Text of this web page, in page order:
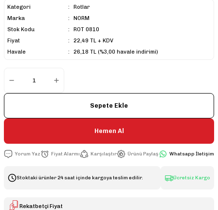
Kategori
Rotlar
Marka
NORM
Stok Kodu
ROT 0810
Fiyat
22,49 TL + KDV
Havale
26,18 TL (%3,00 havale indirimi)
Sepete Ekle
Hemen Al
Yorum Yaz Fiyat Alarmı Karşılaştır Ürünü Paylaş Whatsapp İletişim
Stoktaki ürünler 24 saat içinde kargoya teslim edilir. Ücretsiz Kargo
Rekatbetçi Fiyat